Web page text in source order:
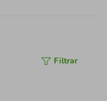
Filtrar